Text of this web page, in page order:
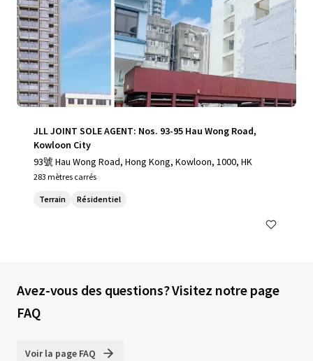
JLL JOINT SOLE AGENT: Nos. 93-95 Hau Wong Road,
Kowloon City
93號 Hau Wong Road, Hong Kong, Kowloon, 1000, HK
283 mètres carrés
Terrain Résidentiel
Avez-vous des questions? Visitez notre page
FAQ
Voir la page FAQ